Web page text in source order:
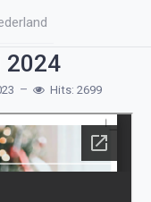
2024
Hits: 2699